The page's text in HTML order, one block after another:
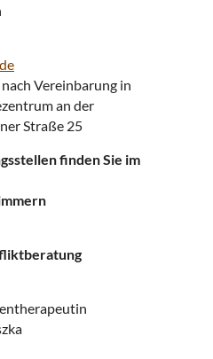
Vereinbarung in
an der
Straße 25
finden Sie im